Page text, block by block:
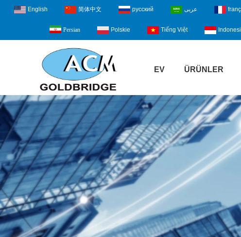
English 简体中文 русский عربى
Persian Polskie Tiếng Việt
EV ÜRÜNLER